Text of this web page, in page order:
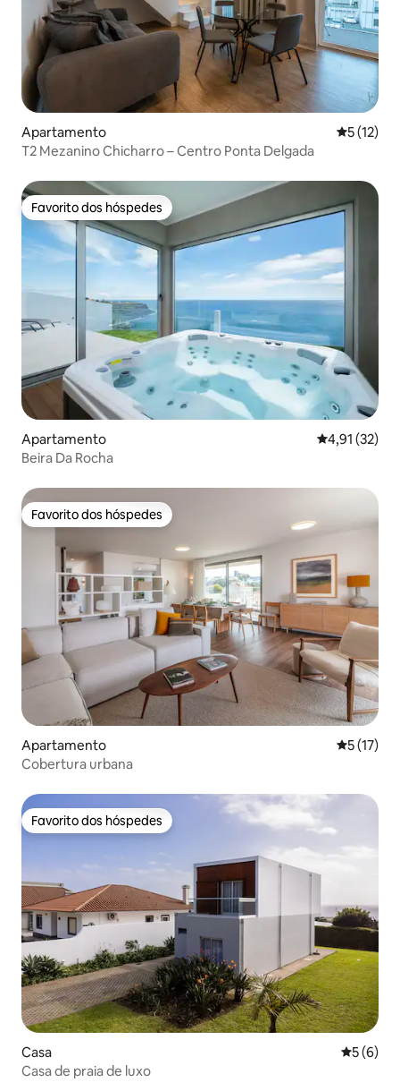
Apartamento
5 (12)
T2 Mezanino Chicharro – Centro Ponta Delgada
Favorito dos hóspedes
Favorito dos hóspedes
Apartamento Classificação
4,91 (32)
Beira Da Rocha
Favorito dos hóspedes
Favorito dos hóspedes
Apartamento
5 (17)
Cobertura urbana
Favorito dos hóspedes
Favorito dos hóspedes
Casa
5 (6)
Casa de praia de luxo